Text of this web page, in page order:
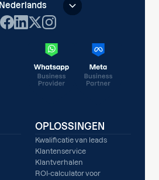
Nederlands
OPLOSSINGEN
Kwalificatie van leads
Klantenservice
Klantverhalen
ROI-calculator voor